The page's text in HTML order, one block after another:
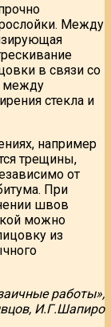
Между
в связи со
между
стекла и
например
трещины,
от
При
швов
можно
из
работы»,
И.Г.Шапиро